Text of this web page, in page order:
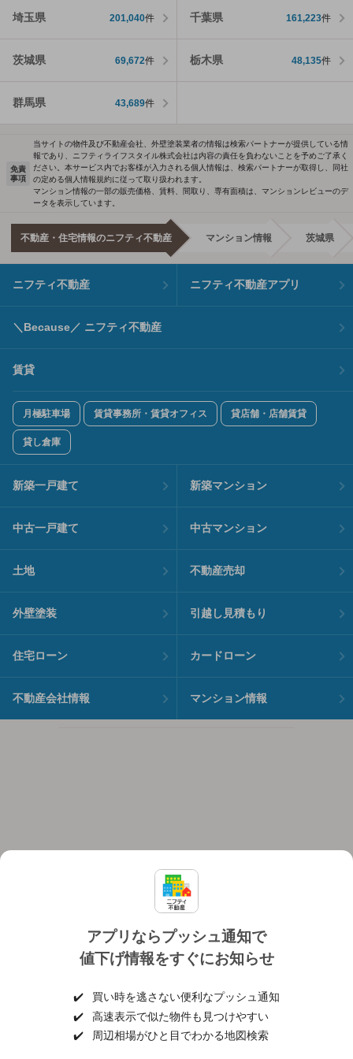
埼玉県 201,040件 千葉県 161,223件
茨城県 69,672件 栃木県 48,135件
群馬県 43,689件
アプリならプッシュ通知で
値下げ情報をすぐにお知らせ
✔️
買い時を逃さない便利なプッシュ通知
✔️
高速表示で似た物件も見つけやすい
✔️
周辺相場がひと目でわかる地図検索
免責
事項
当サイトの物件及び不動産会社、外壁塗装業者の情報は検索パートナーが提供している情
報であり、ニフティライフスタイル株式会社は内容の責任を負わないことを予めご了承く
ださい。本サービス内でお客様が入力される個人情報は、検索パートナーが取得し、同社
の定める個人情報規約に従って取り扱われます。
マンション情報の一部の販売価格、賃料、間取り、専有面積は、マンションレビューのデ
ータを表示しています。
不動産・住宅情報のニフティ不動産 マンション情報 茨城県
ニフティ不動産 ニフティ不動産アプリ
＼Because／ ニフティ不動産
賃貸
月極駐車場 賃貸事務所・賃貸オフィス 貸店舗・店舗賃貸
貸し倉庫
新築一戸建て 新築マンション
中古一戸建て 中古マンション
土地 不動産売却
外壁塗装 引越し見積もり
住宅ローン カードローン
不動産会社情報 マンション情報
個人情報保護ポリシー 利用規約
ヘルプ・お問い合わせ 採用情報